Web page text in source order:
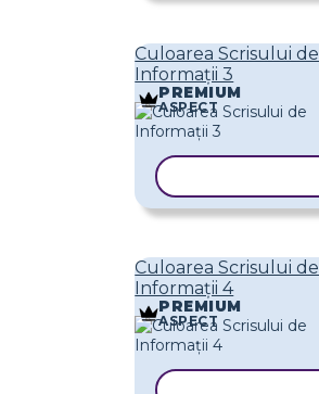
Culoarea Scrisului de
Informații 3
PREMIUM
ASPECT
Culoarea Scrisului de
Informații 4
PREMIUM
ASPECT